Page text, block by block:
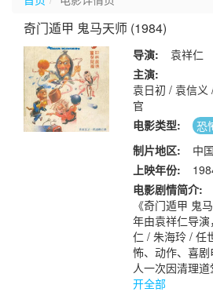
奇门遁甲 鬼马天师 (1984)
导演:
袁祥仁
主演:
袁日初 / 袁信义
官
电影类型:
恐
制片地区:
中
上映年份:
电影剧情简介:
《奇门遁甲 鬼
年由袁祥仁导
仁 / 朱海玲 / 任
怖、动作、喜
人一次因清理
开全部